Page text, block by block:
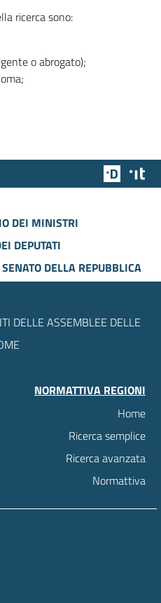
ricerca sono:
o abrogato);
Team
DEI MINISTRI
DEPUTATI
SENATO DELLA REPUBBLICA
DELLE ASSEMBLEE DELLE
NORMATTIVA REGIONI
Home
Ricerca semplice
Ricerca avanzata
Normattiva